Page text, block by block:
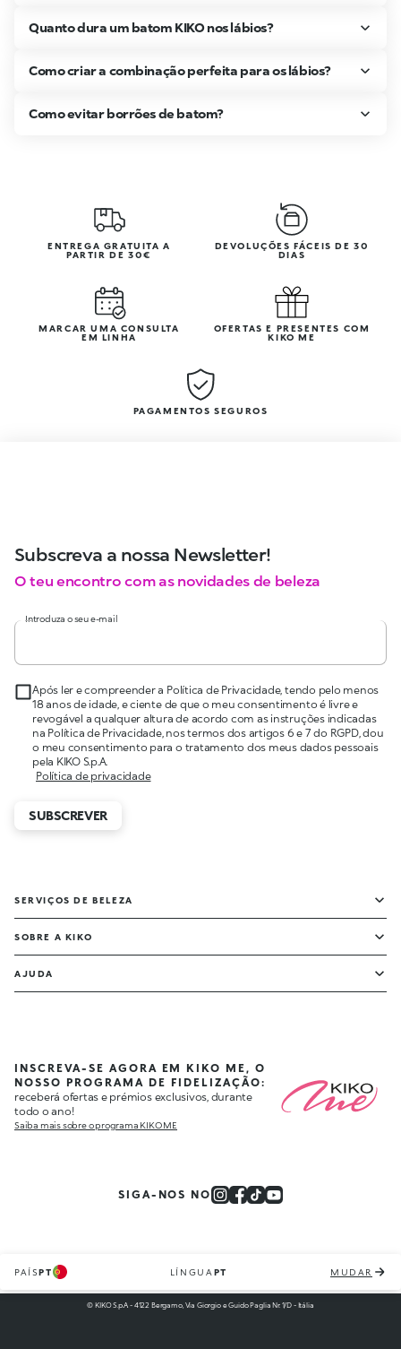
Quanto dura um batom KIKO nos lábios?
Como criar a combinação perfeita para os lábios?
Como evitar borrões de batom?
ENTREGA GRATUITA A
PARTIR DE 30€
DEVOLUÇÕES FÁCEIS DE 30
DIAS
MARCAR UMA CONSULTA
EM LINHA
OFERTAS E PRESENTES COM
KIKO ME
PAGAMENTOS SEGUROS
Subscreva a nossa Newsletter!
O teu encontro com as novidades de beleza
Introduza o seu e-mail
Após ler e compreender a Política de Privacidade, tendo pelo menos
18 anos de idade, e ciente de que o meu consentimento é livre e
revogável a qualquer altura de acordo com as instruções indicadas
na Política de Privacidade, nos termos dos artigos 6 e 7 do RGPD, dou
o meu consentimento para o tratamento dos meus dados pessoais
pela KIKO S.p.A.
Política de privacidade
SUBSCREVER
SERVIÇOS DE BELEZA
SOBRE A KIKO
AJUDA
INSCREVA-SE AGORA EM KIKO ME, O
NOSSO PROGRAMA DE FIDELIZAÇÃO:
receberá ofertas e prémios exclusivos, durante
todo o ano!
Saiba mais sobre o programa KIKO ME
SIGA-NOS NO
PAÍSPT LÍNGUA PT MUDAR
© KIKO S.p.A. - 4122 Bergamo, Via Giorgio e Guido Paglia Nr. 1/D - Itália